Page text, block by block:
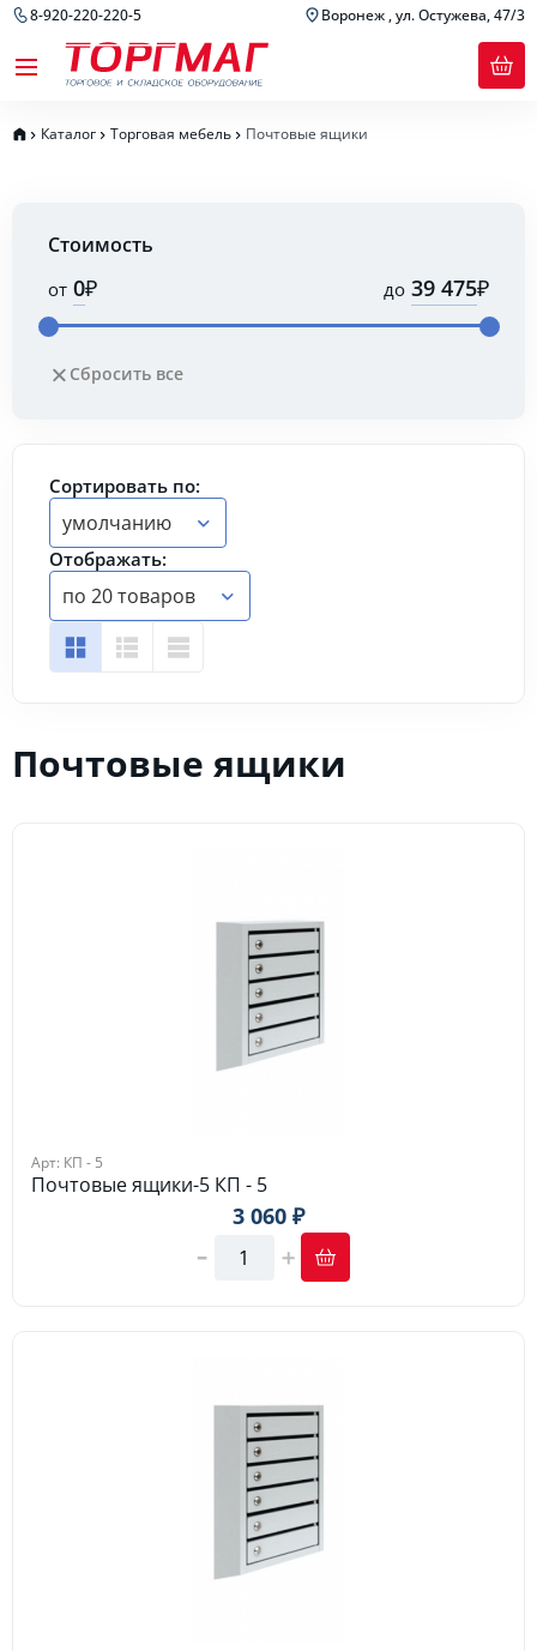
8-920-220-220-5 Воронеж , ул. Остужева, 47/3
Каталог Торговая мебель Почтовые ящики
Стоимость
от ₽ до ₽
Сбросить все
Сортировать по:
умолчанию
Отображать:
по 20 товаров
Почтовые ящики
Арт: КП - 5
Почтовые ящики-5 КП - 5
3 060 ₽